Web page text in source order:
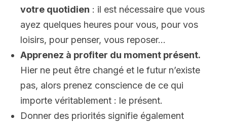
votre quotidien : il est nécessaire que vous
ayez quelques heures pour vous, pour vos
loisirs, pour penser, vous reposer…
Apprenez à profiter du moment présent.
Hier ne peut être changé et le futur n’existe
pas, alors prenez conscience de ce qui
importe véritablement : le présent.
Donner des priorités signifie également